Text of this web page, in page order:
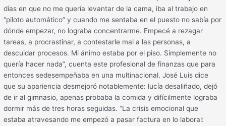
días en que no me quería levantar de la cama, iba al trabajo en
“piloto automático” y cuando me sentaba en el puesto no sabía por
dónde empezar, no lograba concentrarme. Empecé a rezagar
tareas, a procrastinar, a contestarle mal a las personas, a
descuidar procesos. Mi ánimo estaba por el piso. Simplemente no
quería hacer nada”, cuenta este profesional de finanzas que para
entonces sedesempeñaba en una multinacional. José Luis dice
que su apariencia desmejoró notablemente: lucía desaliñado, dejó
de ir al gimnasio, apenas probaba la comida y difícilmente lograba
dormir más de tres horas seguidas. “La crisis emocional que
estaba atravesando me empezó a pasar factura en lo laboral: